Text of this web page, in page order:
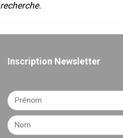
recherche.
Inscription Newsletter